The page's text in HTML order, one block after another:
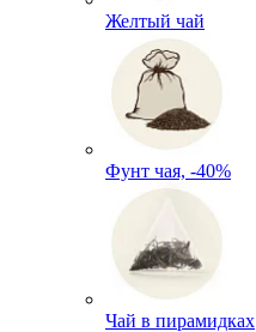
Желтый чай
Фунт чая, -40%
Чай в пирамидках